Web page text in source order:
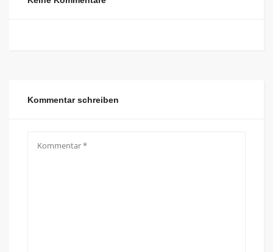
Kommentar schreiben